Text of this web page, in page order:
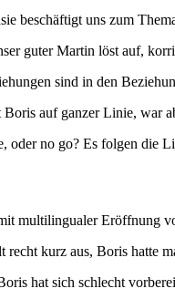
beschäftigt uns zum
guter Martin löst auf,
sind in den
auf ganzer Linie, war
oder no go? Es folgen die
multilingualer Eröffnung
kurz aus, Boris hatte
hat sich schlecht